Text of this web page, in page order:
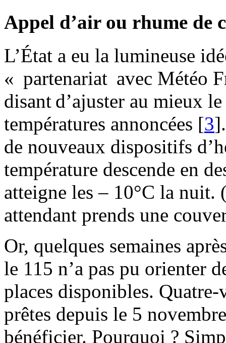
Appel d’air ou rhume de
L’État a eu la lumineuse
« partenariat avec Météo
disant d’ajuster au mieux
températures annoncées [3]
de nouveaux dispositifs
température descende en
atteigne les – 10°C la nuit.
attendant prends une
Or, quelques semaines
le 115 n’a pas pu orienter
places disponibles.
prêtes depuis le 5
bénéficier. Pourquoi ?